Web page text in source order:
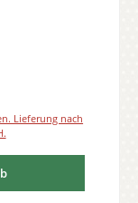
Lieferung nach